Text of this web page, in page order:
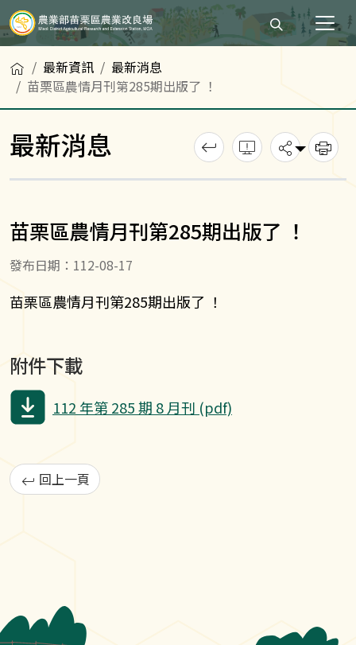
打開搜尋輸入
首頁最新資訊
最新消息
苗栗區農情月刊第285期出版了 ！
最新消息 回上一頁錯誤回報
分享
列
苗栗區農情月刊第285期出版了 ！
發布日期：112-08-17
苗栗區農情月刊第285期出版了 ！
附件下載
112 年第 285 期 8 月刊 (pdf)
回上一頁